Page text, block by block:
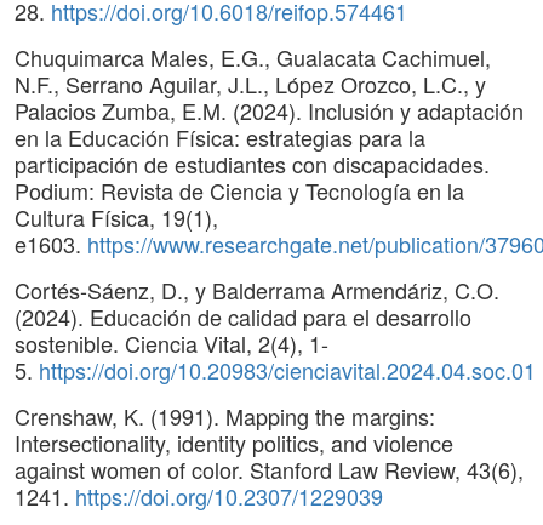
28. https://doi.org/10.6018/reifop.574461
Chuquimarca Males, E.G., Gualacata Cachimuel,
N.F., Serrano Aguilar, J.L., López Orozco, L.C., y
Palacios Zumba, E.M. (2024). Inclusión y adaptación
en la Educación Física: estrategias para la
participación de estudiantes con discapacidades.
Podium: Revista de Ciencia y Tecnología en la
Cultura Física, 19(1),
e1603. https://www.researchgate.net/publication/
Cortés-Sáenz, D., y Balderrama Armendáriz, C.O.
(2024). Educación de calidad para el desarrollo
sostenible. Ciencia Vital, 2(4), 1-
5. https://doi.org/10.20983/cienciavital.2024.04.soc.01
Crenshaw, K. (1991). Mapping the margins:
Intersectionality, identity politics, and violence
against women of color. Stanford Law Review, 43(6),
1241. https://doi.org/10.2307/1229039